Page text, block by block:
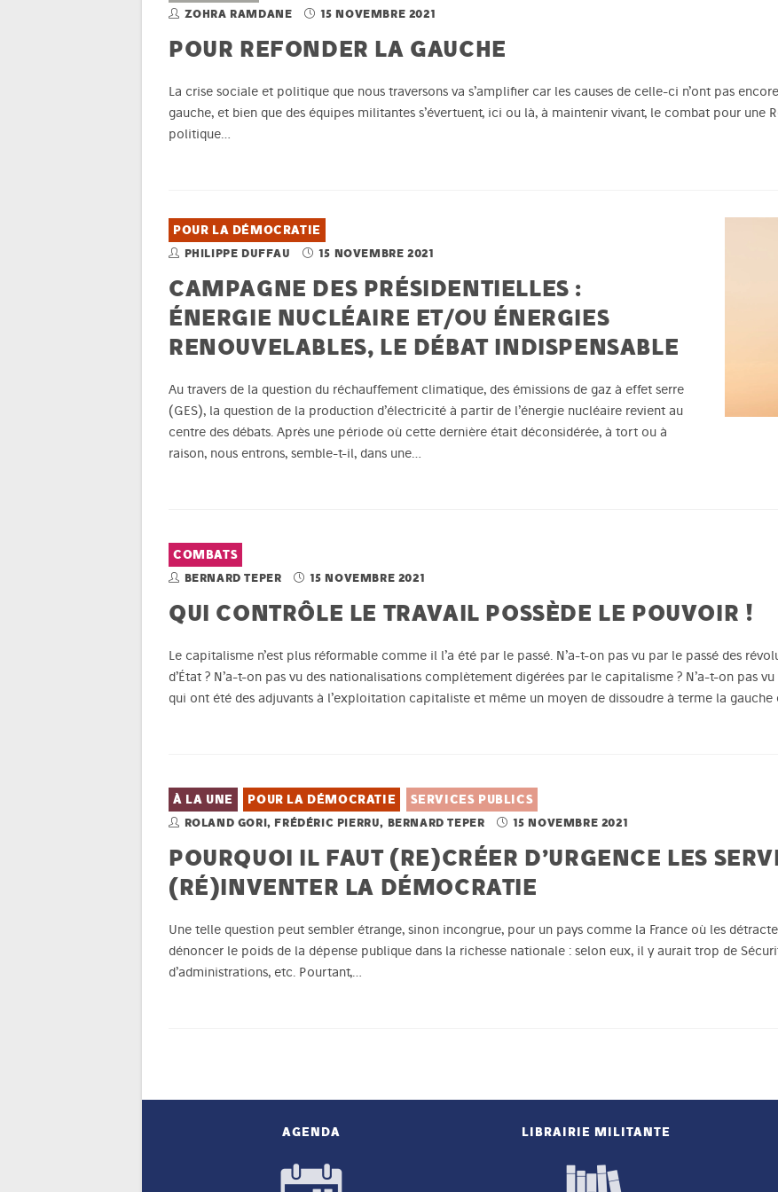
ZOHRA RAMDANE 15 NOVEMBRE 2021
POUR REFONDER LA GAUCHE
La crise sociale et politique que nous traversons va s’amplifier car les causes de celle-ci n’ont pas
gauche, et bien que des équipes militantes s’évertuent, ici ou là, à maintenir vivant, le combat pour une
politique…
POUR LA DÉMOCRATIE
PHILIPPE DUFFAU 15 NOVEMBRE 2021
CAMPAGNE DES PRÉSIDENTIELLES :
ÉNERGIE NUCLÉAIRE ET/OU ÉNERGIES
RENOUVELABLES, LE DÉBAT INDISPENSABLE
Au travers de la question du réchauffement climatique, des émissions de gaz à effet serre
(GES), la question de la production d’électricité à partir de l’énergie nucléaire revient au
centre des débats. Après une période où cette dernière était déconsidérée, à tort ou à
raison, nous entrons, semble-t-il, dans une…
COMBATS
BERNARD TEPER 15 NOVEMBRE 2021
QUI CONTRÔLE LE TRAVAIL POSSÈDE LE POUVOIR !
Le capitalisme n’est plus réformable comme il l’a été par le passé. N’a-t-on pas vu par le passé des
d’État ? N’a-t-on pas vu des nationalisations complètement digérées par le capitalisme ? N’a-t-on pas
qui ont été des adjuvants à l’exploitation capitaliste et même un moyen de dissoudre à terme la gauche
À LA UNE POUR LA DÉMOCRATIE SERVICES PUBLICS
ROLAND GORI, FRÉDÉRIC PIERRU, BERNARD TEPER 15 NOVEMBRE 2021
POURQUOI IL FAUT (RE)CRÉER D’URGENCE LES
(RÉ)INVENTER LA DÉMOCRATIE
Une telle question peut sembler étrange, sinon incongrue, pour un pays comme la France où les
dénoncer le poids de la dépense publique dans la richesse nationale : selon eux, il y aurait trop de
d’administrations, etc. Pourtant,…
AGENDA LIBRAIRIE MILITANTE